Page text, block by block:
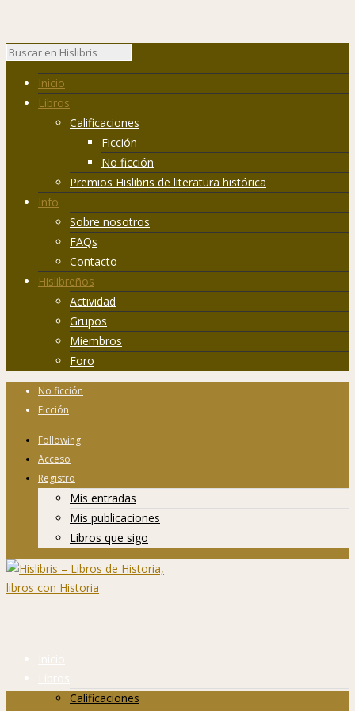
Inicio
Libros
Calificaciones
Ficción
No ficción
Premios Hislibris de literatura histórica
Info
Sobre nosotros
FAQs
Contacto
Hislibreños
Actividad
Grupos
Miembros
Foro
No ficción
Ficción
Following
Acceso
Registro
Mis entradas
Mis publicaciones
Libros que sigo
Inicio
Libros
Calificaciones